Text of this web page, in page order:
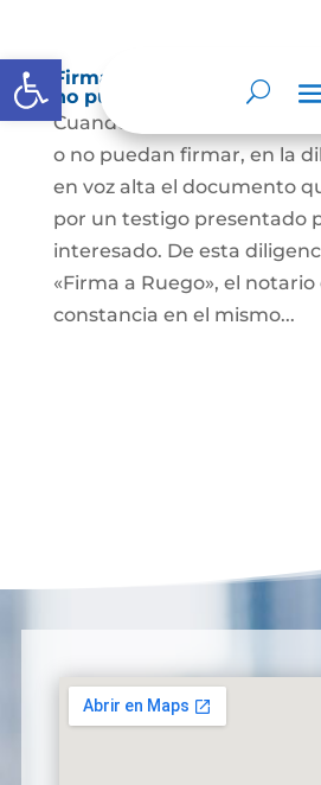
Abrir barra de herramientas
Firma a Ruego – Personas
no puede firmar
Cuando se trate de
o no puedan firmar, en la
en voz alta el documento
por un testigo presentado
interesado. De esta
«Firma a Ruego», el notario
constancia en el mismo...